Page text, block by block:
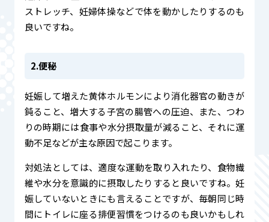
ストレッチ、妊婦体操などで体を動かしたりするのも
良いですね。
2.便秘
妊娠して増えた黄体ホルモンにより消化器官の動きが
鈍ること、増大する子宮の腸管への圧迫、また、つわ
りの時期には食事や水分摂取量が減ること、それに運
動不足などが主な原因で起こります。
対処法としては、適度な運動を取り入れたり、食物繊
維や水分を意識的に摂取したりすると良いですね。妊
娠していないときにも言えることですが、毎朝同じ時
間にトイレに座る排便習慣をつけるのも良いかもしれ